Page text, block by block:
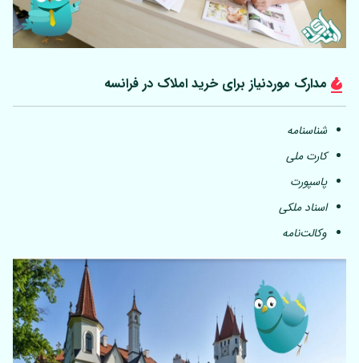
مدارک موردنیاز برای خرید املاک در فرانسه
شناسنامه
کارت ملی
پاسپورت
اسناد ملکی
وکالت‌نامه